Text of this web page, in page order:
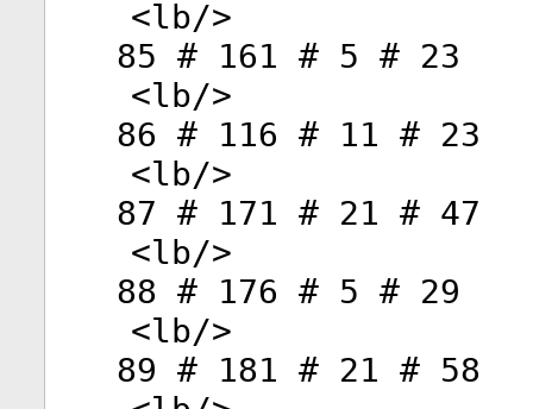
<lb/>
85 # 161 # 5 # 23
<lb/>
86 # 116 # 11 # 23
<lb/>
87 # 171 # 21 # 47
<lb/>
88 # 176 # 5 # 29
<lb/>
89 # 181 # 21 # 58